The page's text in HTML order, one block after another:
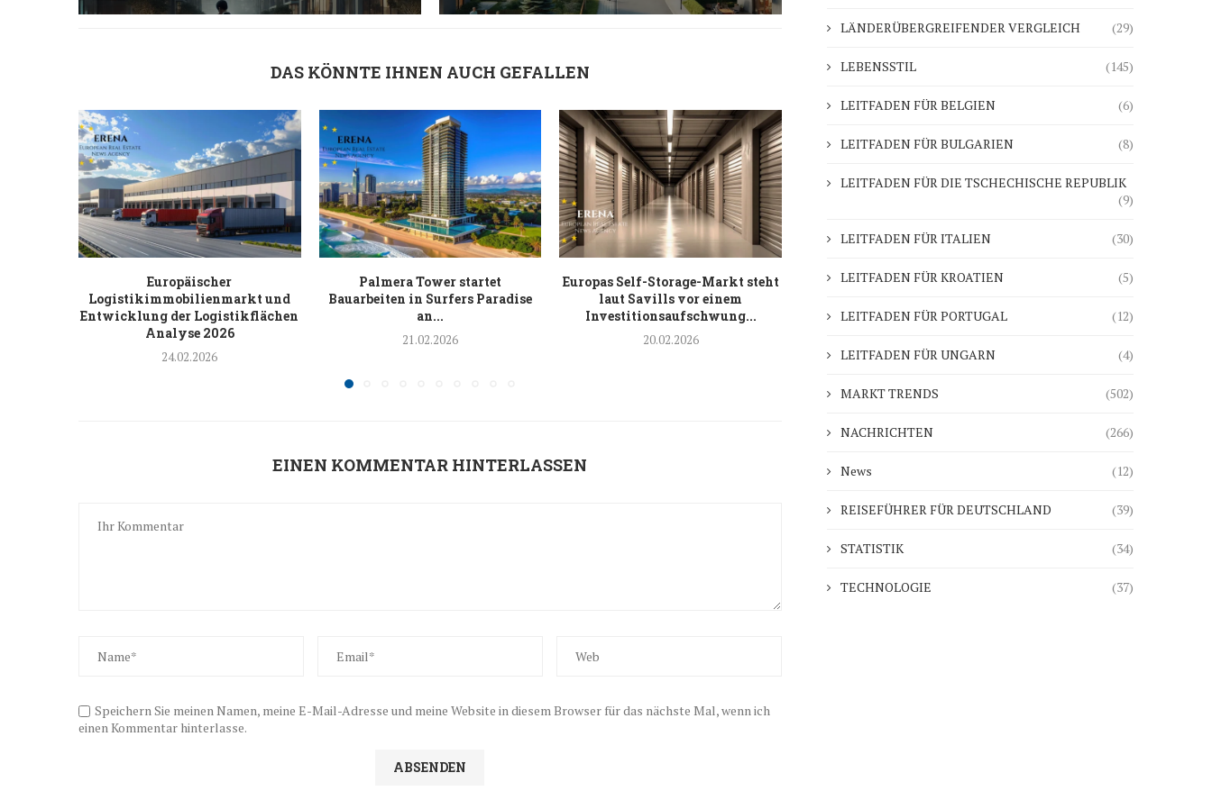
DAS KÖNNTE IHNEN AUCH GEFALLEN
Europäischer
Logistikimmobilienmarkt und
Entwicklung der Logistikflächen
Analyse 2026
24.02.2026
Palmera Tower startet
Bauarbeiten in Surfers Paradise
an...
21.02.2026
Europas Self-Storage-Markt steht
laut Savills vor einem
Investitionsaufschwung...
20.02.2026
Die Mieten in Athen steigen und
18.02.2026
Brüssel will 10 Billionen
EINEN KOMMENTAR HINTERLASSEN
Speichern Sie meinen Namen, meine E-Mail-Adresse und meine Website in diesem Browser für das nächste Mal, wenn ich
einen Kommentar hinterlasse.
LÄNDERÜBERGREIFENDER VERGLEICH (29)
LEBENSSTIL (145)
LEITFADEN FÜR BELGIEN (6)
LEITFADEN FÜR BULGARIEN (8)
LEITFADEN FÜR DIE TSCHECHISCHE REPUBLIK
(9)
LEITFADEN FÜR ITALIEN (30)
LEITFADEN FÜR KROATIEN (5)
LEITFADEN FÜR PORTUGAL (12)
LEITFADEN FÜR UNGARN (4)
MARKT TRENDS (502)
NACHRICHTEN (266)
News (12)
REISEFÜHRER FÜR DEUTSCHLAND (39)
STATISTIK (34)
TECHNOLOGIE (37)